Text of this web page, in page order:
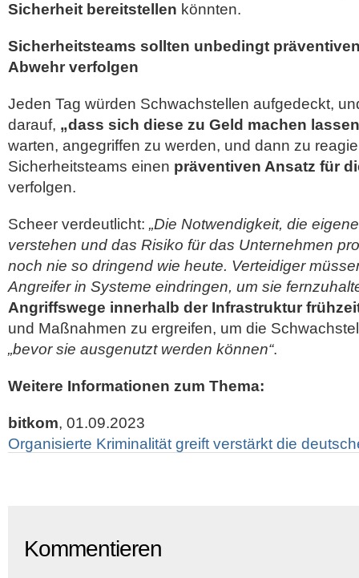
Sicherheit bereitstellen könnten.
Sicherheitsteams sollten unbedingt
Abwehr verfolgen
Jeden Tag würden Schwachstellen aufgedeckt,
darauf, „dass sich diese zu Geld machen
warten, angegriffen zu werden, und dann zu
Sicherheitsteams einen präventiven Ansatz für
verfolgen.
Scheer verdeutlicht: „Die Notwendigkeit, die
verstehen und das Risiko für das Unternehmen
noch nie so dringend wie heute. Verteidiger
Angreifer in Systeme eindringen, um sie
Angriffswege innerhalb der Infrastruktur
und Maßnahmen zu ergreifen, um die
„bevor sie ausgenutzt werden können“.
Weitere Informationen zum Thema:
bitkom, 01.09.2023
Organisierte Kriminalität greift verstärkt die
Kommentieren